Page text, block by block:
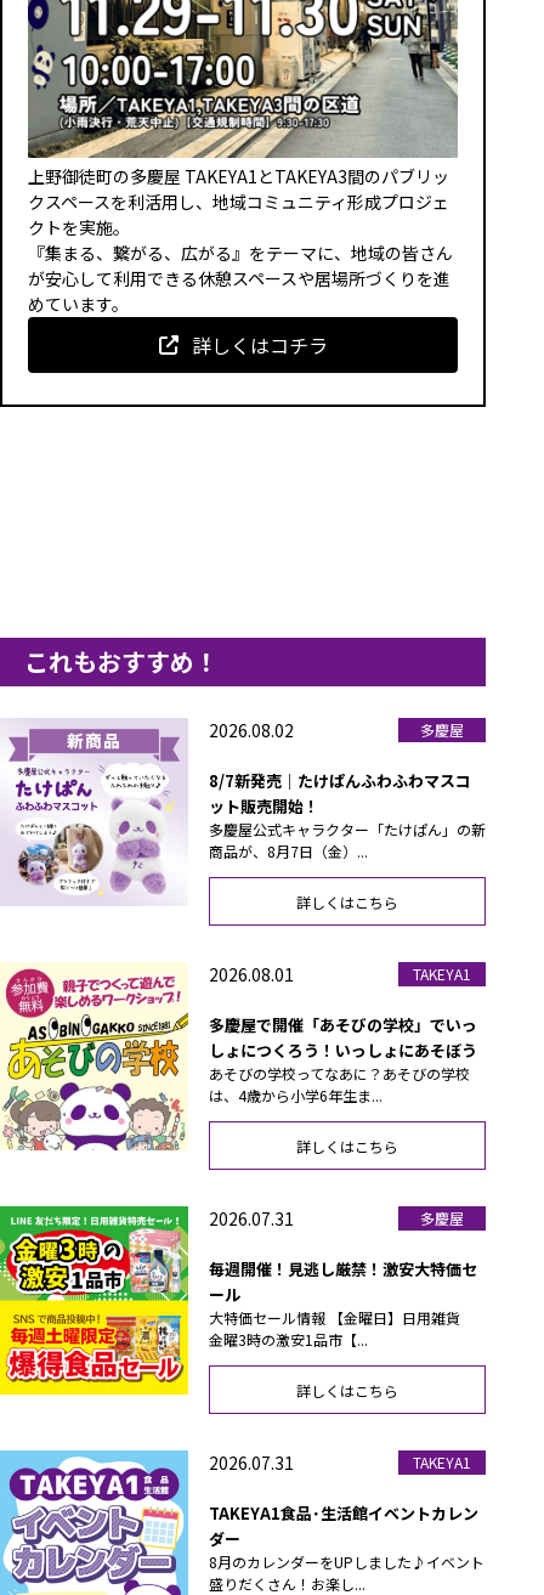
上野御徒町の多慶屋 TAKEYA1とTAKEYA3間のパブリッ
クスペースを利活用し、地域コミュニティ形成プロジェ
クトを実施。
『集まる、繋がる、広がる』をテーマに、地域の皆さん
が安心して利用できる休憩スペースや居場所づくりを進
めています。
詳しくはコチラ
これもおすすめ！
2026.08.02 多慶屋
8/7新発売｜たけぱんふわふわマスコ
ット販売開始！
多慶屋公式キャラクター「たけぱん」の新
商品が、8月7日（金）...
詳しくはこちら
2026.08.01 TAKEYA1
多慶屋で開催「あそびの学校」でいっ
しょにつくろう！いっしょにあそぼう
あそびの学校ってなあに？あそびの学校
は、4歳から小学6年生ま...
詳しくはこちら
2026.07.31 多慶屋
毎週開催！見逃し厳禁！激安大特価セ
ール
大特価セール情報 【金曜日】日用雑貨
金曜3時の激安1品市【...
詳しくはこちら
2026.07.31 TAKEYA1
TAKEYA1食品･生活館イベントカレン
ダー
8月のカレンダーをUPしました♪イベント
盛りだくさん！お楽し...